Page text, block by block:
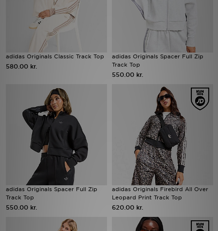
adidas Originals Classic Track Top
580.00 kr.
adidas Originals Spacer Full Zip
Track Top
550.00 kr.
adidas Originals Spacer Full Zip
Track Top
550.00 kr.
adidas Originals Firebird All Over
Leopard Print Track Top
620.00 kr.